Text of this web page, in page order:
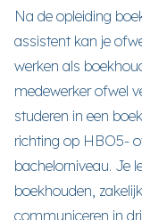
Na de opleiding
assistent kan je
werken als
medewerker ofwel
studeren in een
richting op HBO5-
bachelorniveau. Je
boekhouden, zakelijk
communiceren in